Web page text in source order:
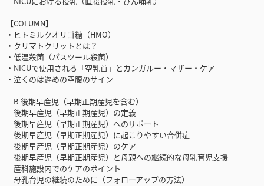
【COLUMN】
・ヒトミルクオリゴ糖（HMO）
・クリマトクリットとは？
・低温殺菌（パスツール殺菌）
・NICUで使用される「空乳首」とカンガルー・マザー・ケア
・泣くのは遅めの空腹のサイン
B 後期早産児（早期正期産児を含む）
後期早産児（早期正期産児）の定義
後期早産児（早期正期産児）へのサポート
後期早産児（早期正期産児）に起こりやすい合併症
後期早産児（早期正期産児）のケア
後期早産児（早期正期産児）と母親への継続的な母乳育児支援
産科施設内でのケアのポイント
母乳育児の継続のために（フォローアップの方法）